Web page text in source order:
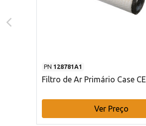
PN 128781A1
Filtro de Ar Primário Case CE
Ver Preço